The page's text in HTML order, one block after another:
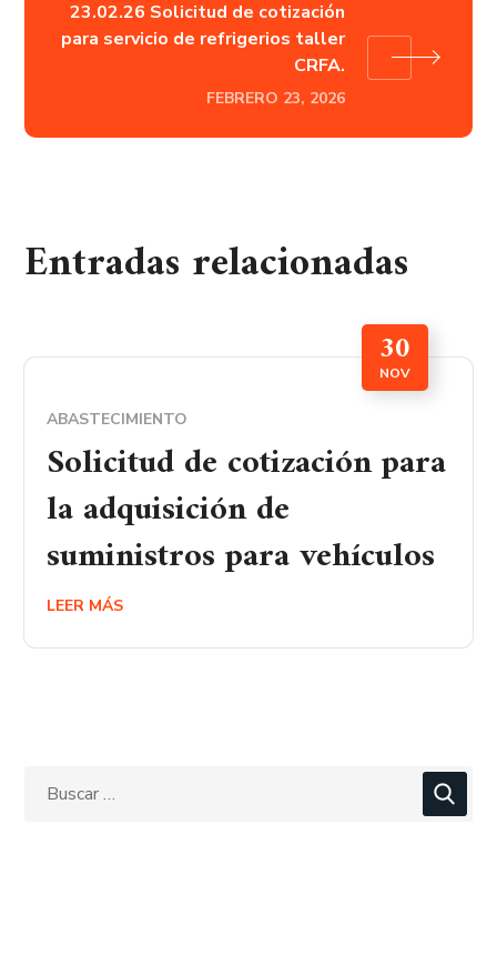
23.02.26 Solicitud de cotización
para servicio de refrigerios taller
CRFA.
FEBRERO 23, 2026
Entradas relacionadas
30
NOV
ABASTECIMIENTO
Solicitud de cotización para
la adquisición de
suministros para vehículos
LEER MÁS